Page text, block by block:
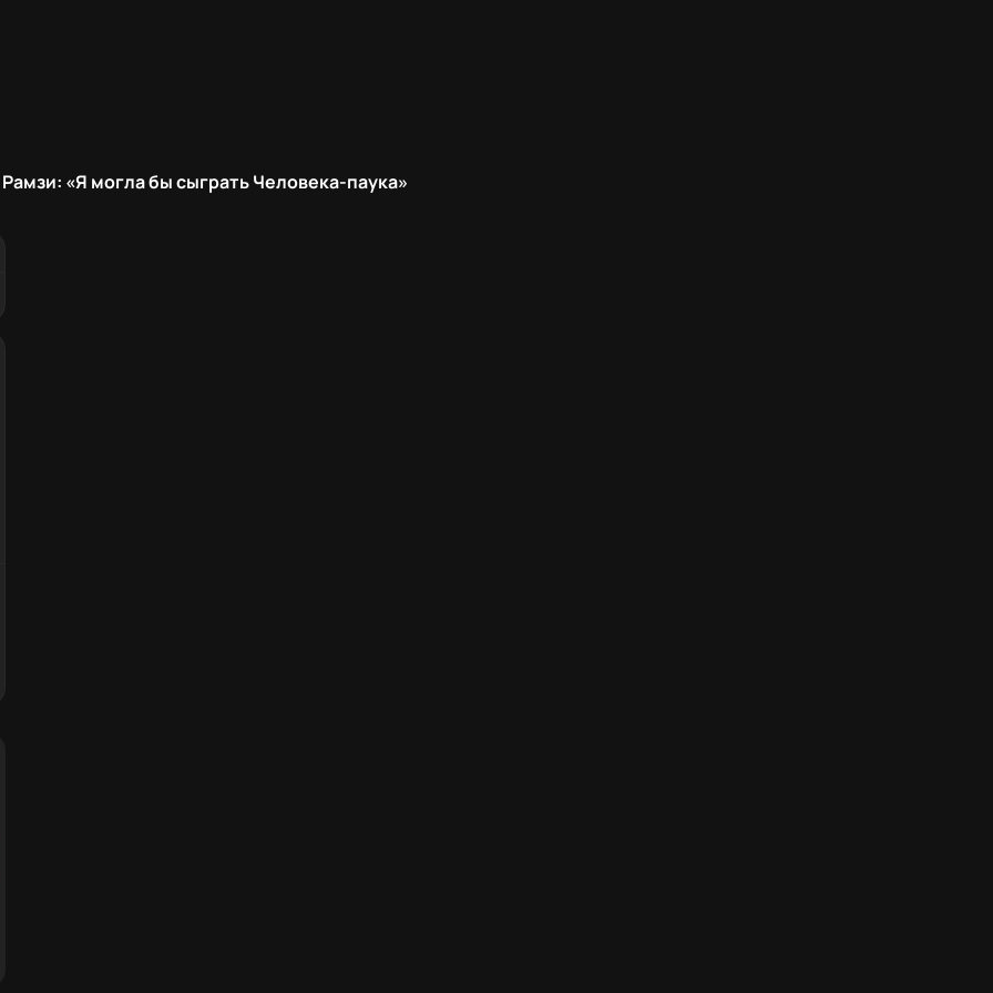
«Я могла бы сыграть Человека-паука»